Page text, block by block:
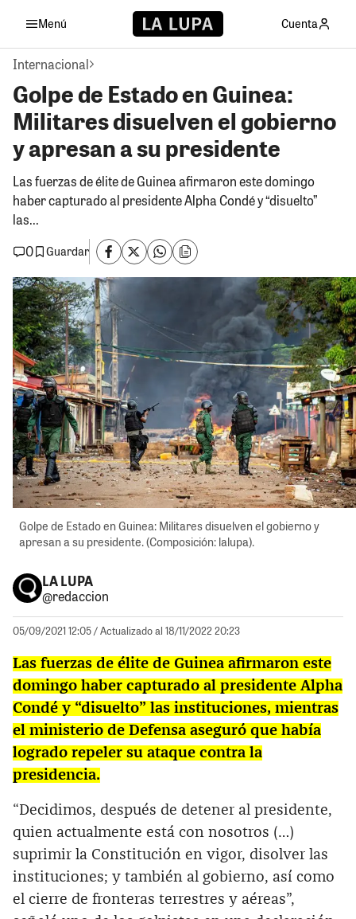
Menú Cuenta
Internacional
Golpe de Estado en Guinea:
Militares disuelven el gobierno
y apresan a su presidente
Las fuerzas de élite de Guinea afirmaron este domingo
haber capturado al presidente Alpha Condé y “disuelto”
las...
0
Guardar
Golpe de Estado en Guinea: Militares disuelven el gobierno y
apresan a su presidente. (Composición: lalupa).
LA LUPA
@redaccion
05/09/2021 12:05/ Actualizado al 18/11/2022 20:23
Las fuerzas de élite de Guinea afirmaron este
domingo haber capturado al presidente Alpha
Condé y “disuelto” las instituciones, mientras
el ministerio de Defensa aseguró que había
logrado repeler su ataque contra la
presidencia.
“Decidimos, después de detener al presidente,
quien actualmente está con nosotros (…)
suprimir la Constitución en vigor, disolver las
instituciones; y también al gobierno, así como
el cierre de fronteras terrestres y aéreas”,